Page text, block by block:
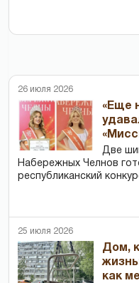
26 июля 2026
«Еще
Две
Набережных Челнов
республиканский
25 июля 2026
Дом,
как